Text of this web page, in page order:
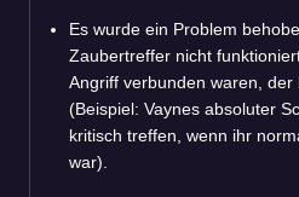
Es wurde ein Problem
Zaubertreffer nicht
Angriff verbunden waren, der
(Beispiel: Vaynes absoluter
kritisch treffen, wenn ihr
war).